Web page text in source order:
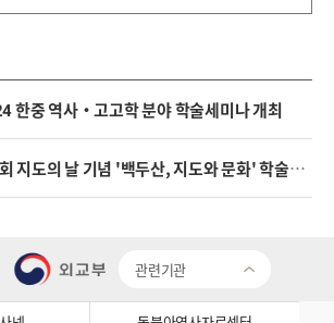
한중 역사·고고학 분야 학술세미나 개최
도의 날 기념 '백두산, 지도와 문화' 학술대회 및 전시회 개최
관련기관